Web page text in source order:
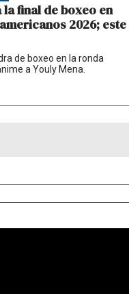
final de boxeo en
2026; este
de boxeo en la ronda
a Youly Mena.